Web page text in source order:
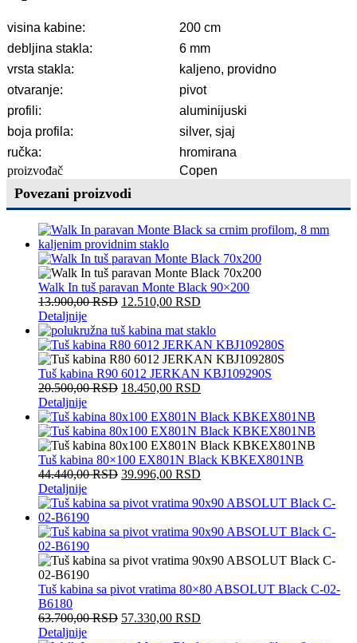
visina kabine:
200 cm
debljina stakla:
6 mm
vrsta stakla:
kaljeno, providno
otvaranje:
pivot
profili:
aluminijuski
boja profila:
silver, sjaj
ručka:
hromirana
proizvođač
Copen
Povezani proizvodi
Walk In tuš paravan Monte Black 90×200
13.900,00RSD 12.510,00 RSD
Detaljnije
Tuš kabina R90 6012 JERKAN KBJ109290S
20.500,00RSD 18.450,00 RSD
Detaljnije
Tuš kabina 80×100 EX801N Black KBKEX801NB
44.440,00RSD 39.996,00 RSD
Detaljnije
Tuš kabina sa pivot vratima 80×80 ABSOLUT Black C-02-
B6180
63.700,00RSD 57.330,00 RSD
Detaljnije